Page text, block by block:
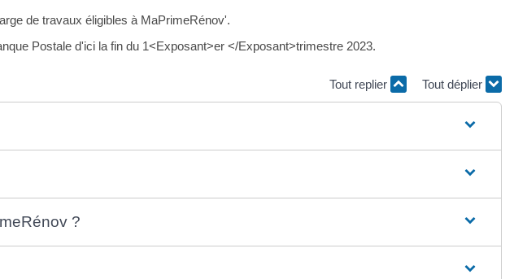
de travaux éligibles à MaPrimeRénov'.
Postale d'ici la fin du 1<Exposant>er </Exposant>trimestre 2023.
Tout replier Tout déplier
?